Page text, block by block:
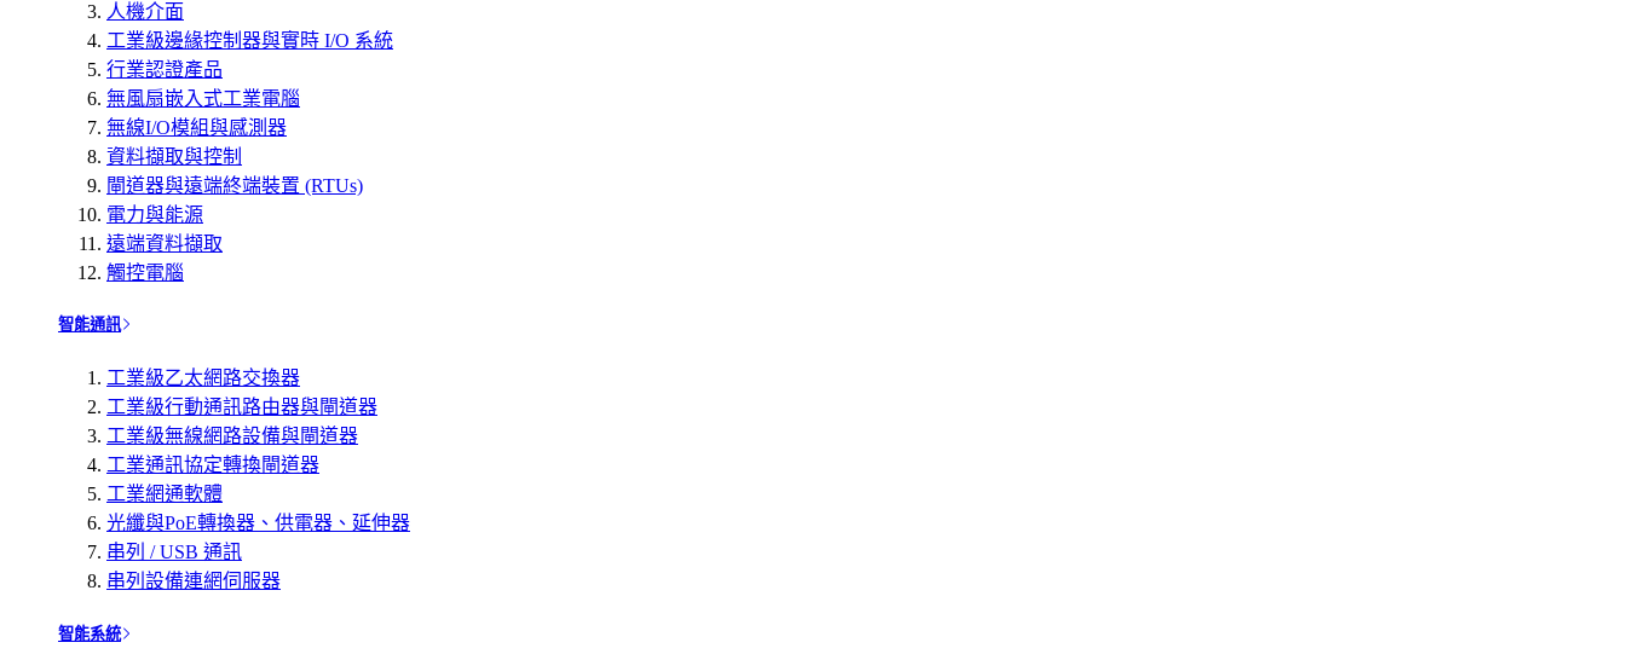
人機介面
工業級邊緣控制器與實時 I/O 系統
行業認證產品
無風扇嵌入式工業電腦
無線I/O模組與感測器
資料擷取與控制
閘道器與遠端終端裝置 (RTUs)
電力與能源
遠端資料擷取
觸控電腦
智能通訊
工業級乙太網路交換器
工業級行動通訊路由器與閘道器
工業級無線網路設備與閘道器
工業通訊協定轉換閘道器
工業網通軟體
光纖與PoE轉換器、供電器、延伸器
串列 / USB 通訊
串列設備連網伺服器
智能系統